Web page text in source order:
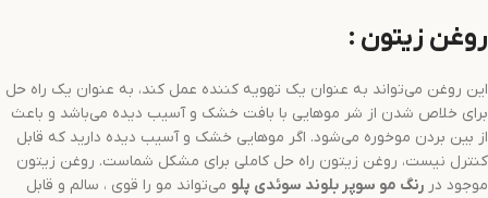
روغن زیتون :
این روغن می‌تواند به عنوان یک تهویه کننده عمل کند، به عنوان یک راه حل
برای خلاص شدن از شر موهایی با بافت خشک و آسیب دیده می‌باشد و باعث
از بین بردن موخوره می‌شود. اگر موهایی خشک و آسیب دیده دارید که قابل
کنترل نیست، روغن زیتون راه حل کاملی برای مشکل شماست. روغن زیتون
موجود در رنگ مو سوپر بلوند سوئدی پلو می‌تواند مو را قوی ، سالم و قابل